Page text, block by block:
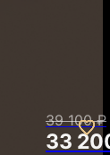
39 100 ₽
33